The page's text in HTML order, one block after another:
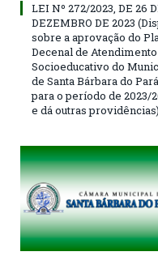
LEI Nº 272/2023, DE 26
DEZEMBRO DE 2023
sobre a aprovação do
Decenal de Atendimento
Socioeducativo do
de Santa Bárbara do
para o período de 2023/
e dá outras providências)